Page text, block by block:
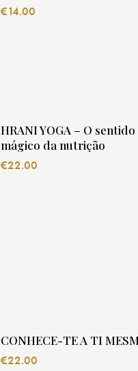
€14.00
HRANI YOGA – O
mágico da nutrição
€22.00
CONHECE-TE A TI
€22.00